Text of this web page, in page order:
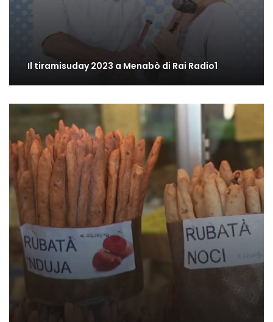
Il tiramisuday 2023 a Menabò di Rai Radio1